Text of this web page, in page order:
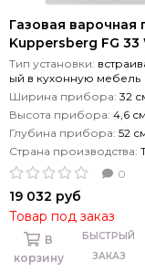
Газовая варочная
Kuppersberg FG 33
Тип установки:
ый в кухонную мебель
Ширина прибора: 32
Высота прибора: 4,6 см
Глубина прибора: 52
Страна производства:
0
19 032 руб
Товар под заказ
В
корзину
БЫСТРЫЙ
ЗАКАЗ